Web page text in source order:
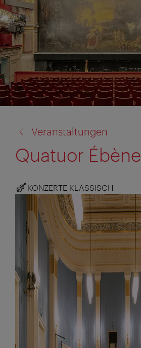
zu:
Veranstaltungen
Quatuor Ébène
KONZERTE KLASSISCH